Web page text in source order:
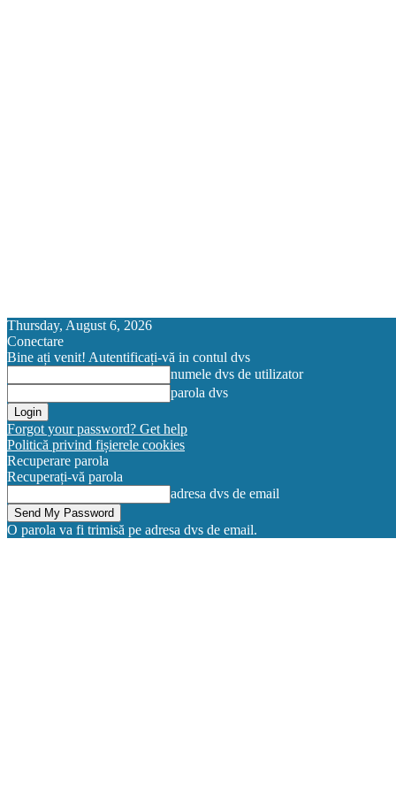
Thursday, August 6, 2026
Conectare
Bine ați venit! Autentificați-vă in contul dvs
numele dvs de utilizator
parola dvs
Forgot your password? Get help
Politică privind fișierele cookies
Recuperare parola
Recuperați-vă parola
adresa dvs de email
O parola va fi trimisă pe adresa dvs de email.